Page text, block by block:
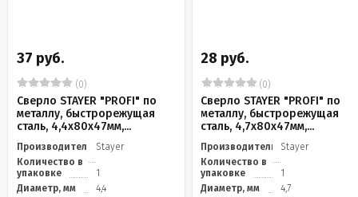
37 руб.
(0)
Сверло STAYER "PROFI" по
металлу, быстрорежущая
сталь, 4,4х80х47мм,...
Производитель
Stayer
Количество в
упаковке
1
Диаметр, мм
4,4
28 руб.
(0)
Сверло STAYER "PROFI" по
металлу, быстрорежущая
сталь, 4,7х80х47мм,...
Производитель
Stayer
Количество в
упаковке
1
Диаметр, мм
4,7